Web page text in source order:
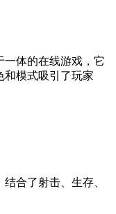
体的在线游戏，它
和模式吸引了玩家
合了射击、生存、